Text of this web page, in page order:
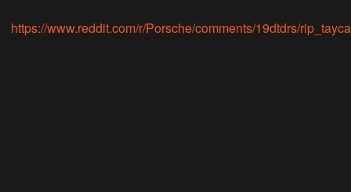
https://www.reddit.com/r/Porsche/comments/19dtdrs/